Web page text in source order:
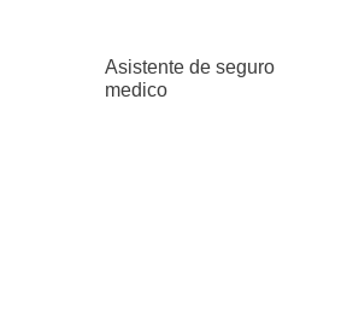
Asistente de seguro
medico